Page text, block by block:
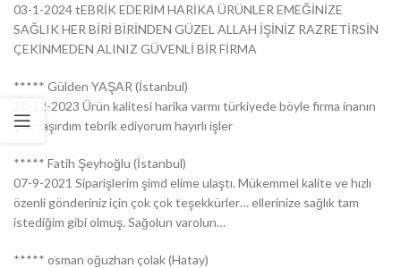
03-1-2024 tEBRİK EDERİM HARİKA ÜRÜNLER EMEĞİNİZE
SAĞLIK HER BİRİ BİRİNDEN GÜZEL ALLAH İŞİNİZ RAZRETİRSİN
ÇEKİNMEDEN ALINIZ GÜVENLİ BİR FİRMA
***** Gülden YAŞAR (İstanbul)
20-12-2023 Ürün kalitesi harika varmı türkiyede böyle firma inanın
çok şaşırdım tebrik ediyorum hayırlı işler
***** Fatih Şeyhoğlu (İstanbul)
07-9-2021 Siparişlerim şimd elime ulaştı. Mükemmel kalite ve hızlı
özenli gönderiniz için çok çok teşekkürler… ellerinize sağlık tam
istediğim gibi olmuş. Sağolun varolun…
***** osman oğuzhan çolak (Hatay)